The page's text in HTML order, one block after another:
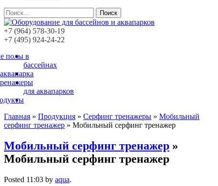
Поиск
+7 (964) 578-30-19
+7 (495) 924-24-22
полы в
бассейнах
для аквапарков
Главная » Продукция » Серфинг тренажеры » Мобильный
серфинг тренажер » Мобильный серфинг тренажер
Мобильный серфинг тренажер »
Мобильный серфинг тренажер
Posted 11:03 by aqua.